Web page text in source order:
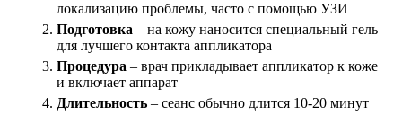
локализацию проблемы, часто с помощью УЗИ
Подготовка – на кожу наносится специальный гель
для лучшего контакта аппликатора
Процедура – врач прикладывает аппликатор к коже
и включает аппарат
Длительность – сеанс обычно длится 10-20 минут